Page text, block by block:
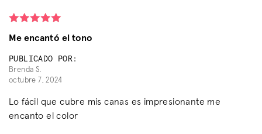
Me encantó el tono
PUBLICADO POR:
Brenda S.
octubre 7, 2024
Lo fácil que cubre mis canas es impresionante me
encanto el color